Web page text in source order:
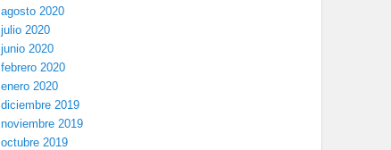
agosto 2020
julio 2020
junio 2020
febrero 2020
enero 2020
diciembre 2019
noviembre 2019
octubre 2019